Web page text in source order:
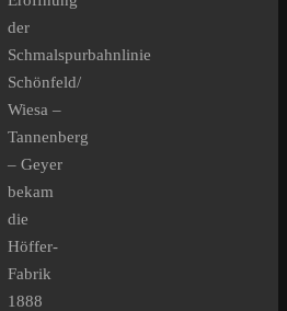
der
Schmalspurbahnlinie
Schönfeld/
Wiesa –
Tannenberg
– Geyer
bekam
die
Höffer-
Fabrik
1888